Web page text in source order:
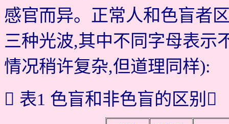
感官而异。正常人和色盲者
三种光波,其中不同字母表示
情况稍许复杂,但道理同样):
 表1 色盲和非色盲的区别